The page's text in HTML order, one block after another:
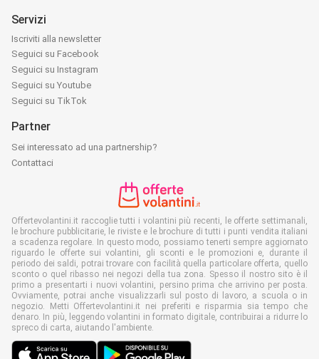
Servizi
Iscriviti alla newsletter
Seguici su Facebook
Seguici su Instagram
Seguici su Youtube
Seguici su TikTok
Partner
Sei interessato ad una partnership?
Contattaci
Offertevolantini.it raccoglie tutti i volantini più recenti, le offerte settimanali,
le brochure pubblicitarie, le riviste e le brochure di tutti i punti vendita italiani
a scadenza regolare. In questo modo, possiamo tenerti sempre aggiornato
riguardo le offerte sui volantini, gli sconti e le promozioni e, durante il
periodo dei saldi, potrai trovare con facilità quella particolare offerta, quello
sconto o quel ribasso nei negozi della tua zona. Spesso il nostro sito è il
primo a presentarti i nuovi volantini, persino prima che arrivino per posta.
Ovviamente, potrai anche visualizzarli sul posto di lavoro, a scuola o in
negozio. Metti Offertevolantini.it nei preferiti e risparmia sia tempo che
denaro. In più, leggendo volantini in formato digitale, contribuirai a ridurre lo
spreco di carta, aiutando l'ambiente.